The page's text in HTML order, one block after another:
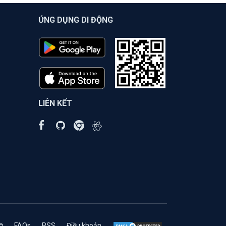
ỨNG DỤNG DI ĐỘNG
LIÊN KẾT